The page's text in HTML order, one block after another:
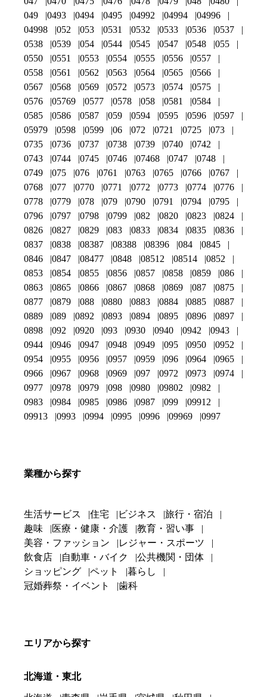
049
0493 0494 0495 04992 04994
04996
04998
052 053 0531 0532 0533 0536
0537
0538
0539 054 0544 0545 0547 0548
055
0550
0551 0553 0554 0555 0556
0557
0558
0561 0562 0563 0564 0565
0566
0567
0568 0569 0572 0573 0574
0575
0576
05769 0577 0578 058 0581
0584
0585
0586 0587 059 0594 0595 0596
0597
05979
0598 0599 06 072 0721 0725
073
0735
0736 0737 0738 0739 0740
0742
0743
0744 0745 0746 07468 0747
0748
0749
075 076 0761 0763 0765 0766
0767
0768
077 0770 0771 0772 0773 0774
0776
0778
0779 078 079 0790 0791 0794
0795
0796
0797 0798 0799 082 0820 0823
0824
0826
0827 0829 083 0833 0834 0835
0836
0837
0838 08387 08388 08396 084
0845
0846
0847 08477 0848 08512 08514
0852
0853
0854 0855 0856 0857 0858 0859
086
0863
0865 0866 0867 0868 0869 087
0875
0877
0879 088 0880 0883 0884 0885
0887
0889
089 0892 0893 0894 0895 0896
0897
0898
092 0920 093 0930 0940 0942
0943
0944
0946 0947 0948 0949 095 0950
0952
0954
0955 0956 0957 0959 096 0964
0965
0966
0967 0968 0969 097 0972 0973
0974
0977
0978 0979 098 0980 09802
0982
0983
0984 0985 0986 0987 099
09912
09913
0993 0994 0995 0996 09969 0997
業種から探す
生活サービス 住宅 ビジネス
旅行・宿泊
趣味
医療・健康・介護
教育・習い事
美容・ファッション
レジャー・スポーツ
飲食店
自動車・バイク
公共機関・団体
ショッピング
ペット
暮らし
冠婚葬祭・イベント
歯科
エリアから探す
北海道・東北